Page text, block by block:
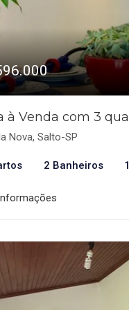
à Venda com 3
Nova, Salto-SP
2 Banheiros